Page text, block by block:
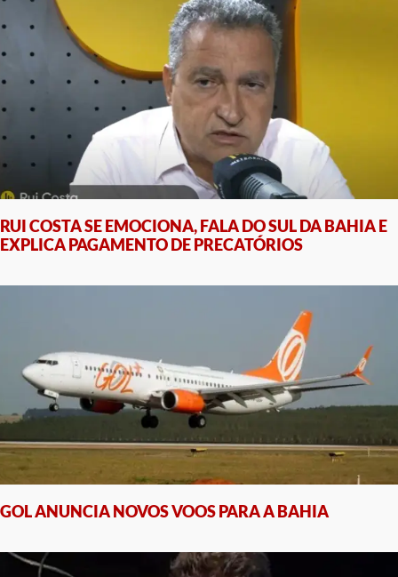
RUI COSTA SE EMOCIONA, FALA DO SUL DA BAHIA E
EXPLICA PAGAMENTO DE PRECATÓRIOS
GOL ANUNCIA NOVOS VOOS PARA A BAHIA